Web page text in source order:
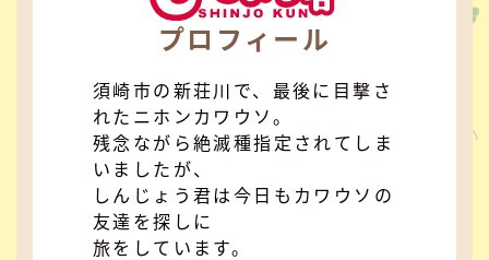
プロフィール
須崎市の新荘川で、最後に目撃さ
れたニホンカワウソ。
残念ながら絶滅種指定されてしま
いましたが、
しんじょう君は今日もカワウソの
友達を探しに
旅をしています。